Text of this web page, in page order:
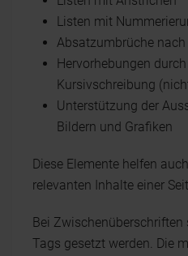
Listen mit
Absatzumbrüche
Hervorhebungen
Kursivschreibung
Unterstützung der
Bildern und Grafiken
Diese Elemente helfen
relevanten Inhalte einer
Bei Zwischenüberschriften
Tags gesetzt werden. Die